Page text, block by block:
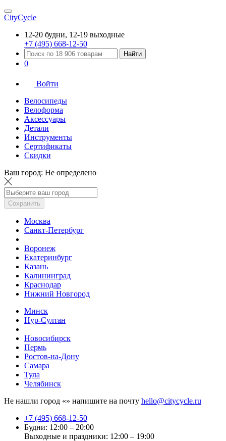
CityCycle
12-20 будни, 12-19 выходные
+7 (495) 668-12-50
Найти
0
Войти
Велосипеды
Велоформа
Аксессуары
Детали
Инструменты
Сертификаты
Скидки
Ваш город: Не определено
Сохранить
Москва
Санкт-Петербург
Воронеж
Екатеринбург
Казань
Калининград
Краснодар
Нижний Новгород
Минск
Нур-Султан
Новосибирск
Пермь
Ростов-на-Дону
Самара
Тула
Челябинск
Не нашли город «» напишите на почту hello@citycycle.ru
+7 (495) 668-12-50
Будни: 12:00 – 20:00
Выходные и праздники: 12:00 – 19:00